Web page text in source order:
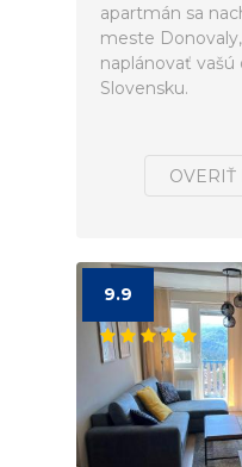
apartmán sa
meste
naplánovať vašú
Slovensku.
OVERIŤ
9.9